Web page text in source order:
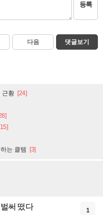
등록
다음 댓글보기
근황 [24]
[15]
는 클템 [3]
써 떴다 1